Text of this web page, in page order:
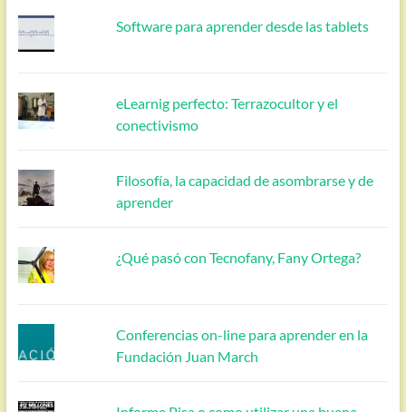
Software para aprender desde las tablets
eLearnig perfecto: Terrazocultor y el
conectivismo
Filosofía, la capacidad de asombrarse y de
aprender
¿Qué pasó con Tecnofany, Fany Ortega?
Conferencias on-line para aprender en la
Fundación Juan March